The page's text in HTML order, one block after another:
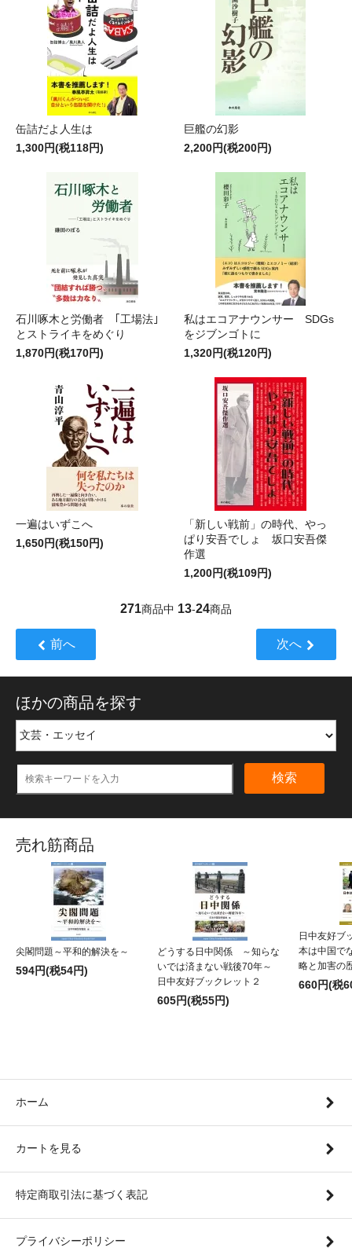
缶詰だよ人生は
1,300円(税118円)
巨艦の幻影
2,200円(税200円)
石川啄木と労働者 ｢工場法｣
とストライキをめぐり
1,870円(税170円)
私はエコアナウンサー SDGs
をジブンゴトに
1,320円(税120円)
一遍はいずこへ
1,650円(税150円)
「新しい戦前」の時代、やっ
ぱり安吾でしょ 坂口安吾傑
作選
1,200円(税109円)
271商品中 13-24商品
前へ 次へ
ほかの商品を探す
検索
売れ筋商品
尖閣問題～平和的解決を～
594円(税54円)
どうする日中関係 ～知らな
いでは済まない戦後70年～
日中友好ブックレット２
605円(税55円)
日中友好
本は中国で
略と加害の
660円(税
ホーム
カートを見る
特定商取引法に基づく表記
プライバシーポリシー